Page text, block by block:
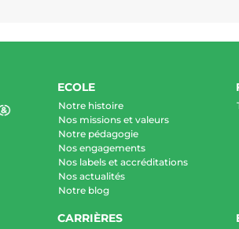
ECOLE
Notre histoire
Nos missions et valeurs
Notre pédagogie
Nos engagements
Nos labels et accréditations
Nos actualités
Notre blog
CARRIÈRES